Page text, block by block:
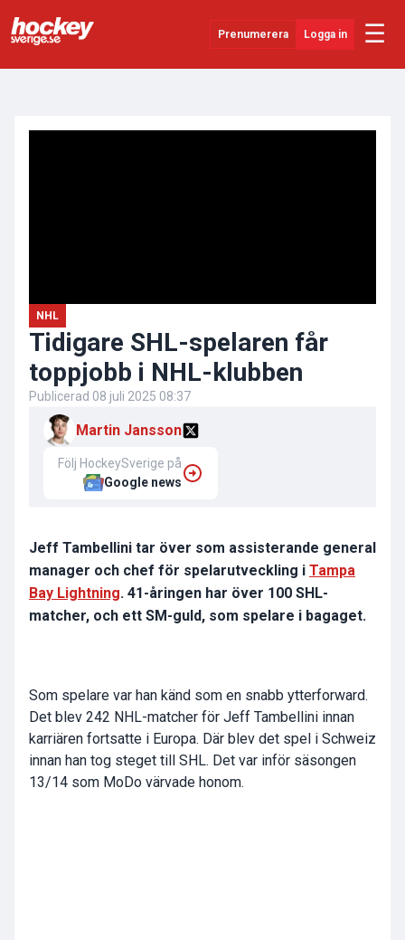
Prenumerera Logga in ☰
NHL
Tidigare SHL-spelaren får
toppjobb i NHL-klubben
Publicerad 08 juli 2025 08:37
Martin Jansson
Följ HockeySverige på
Google news
Jeff Tambellini tar över som assisterande general
manager och chef för spelarutveckling i Tampa
Bay Lightning. 41-åringen har över 100 SHL-
matcher, och ett SM-guld, som spelare i bagaget.
Som spelare var han känd som en snabb ytterforward.
Det blev 242 NHL-matcher för Jeff Tambellini innan
karriären fortsatte i Europa. Där blev det spel i Schweiz
innan han tog steget till SHL. Det var inför säsongen
13/14 som MoDo värvade honom.